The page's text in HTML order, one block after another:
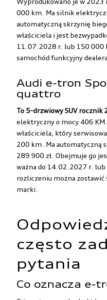
Wyprodukowano je w 2023
000 km. Ma silnik
automatyczną skrzynię
właściciela i jest
11.07.2028 r. lub 150 000
samochód funkcyjny dealera.
Audi e-tron
quattro
To 5-drzwiowy SUV rocznik
elektryczny o mocy 406
właściciela, który
200 km. Ma automatyczną
289 900 zł. Obejmuje go
ważna do 14.02.2027 r.
rozliczeniu można zostawić
marki.
często
pytania
Co oznacza e-